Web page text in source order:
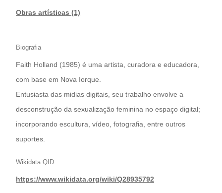
Obras artísticas (1)
Biografia
Faith Holland (1985) é uma artista, curadora e educadora,
com base em Nova Iorque.
Entusiasta das midias digitais, seu trabalho envolve a
desconstrução da sexualização feminina no espaço digital;
incorporando escultura, vídeo, fotografia, entre outros
suportes.
Wikidata QID
https://www.wikidata.org/wiki/Q28935792